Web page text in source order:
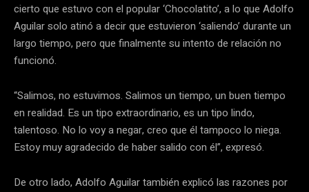
cierto que estuvo con el popular ‘Chocolatito’, a lo que Adolfo
Aguilar solo atinó a decir que estuvieron ‘saliendo’ durante un
largo tiempo, pero que finalmente su intento de relación no
funcionó.
“Salimos, no estuvimos. Salimos un tiempo, un buen tiempo
en realidad. Es un tipo extraordinario, es un tipo lindo,
talentoso. No lo voy a negar, creo que él tampoco lo niega.
Estoy muy agradecido de haber salido con él”, expresó.
De otro lado, Adolfo Aguilar también explicó las razones por